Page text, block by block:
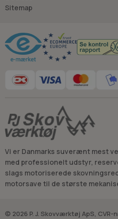
Sitemap
Vi er Danmarks suverænt mest
med professionelt udstyr,
slags motoriserede
motorsave til de største
© 2026 P. J. Skovværktøj ApS, CVR-